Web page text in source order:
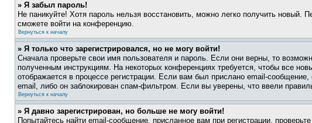
» Я забыл пароль!
Не паникуйте! Хотя пароль нельзя восстановить, можно легко получить
сможете войти на конференцию.
Вернуться к началу
» Я только что зарегистрировался, но не могу войти!
Сначала проверьте свои имя пользователя и пароль. Если они верны, то
полученным инструкциям. На некоторых конференциях требуется, чтобы все
отображается в процессе регистрации. Если вам был прислано email-
email, либо он заблокирован спам-фильтром. Если вы уверены, что ввели
Вернуться к началу
» Я давно зарегистрирован, но больше не могу войти!
Попытайтесь найти email-сообщение, присланное вам при регистрации,